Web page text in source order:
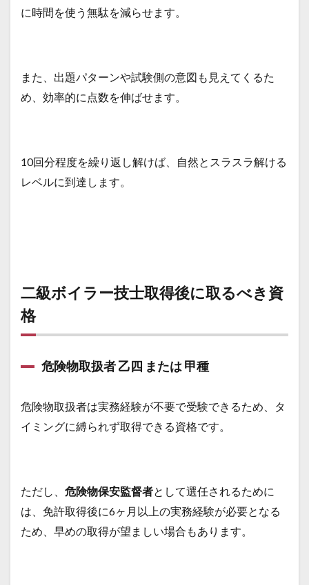
に時間を使う無駄を減らせます。
また、出題パターンや試験側の意図も見えてくるた
め、効率的に点数を伸ばせます。
10回分程度を繰り返し解けば、自然とスラスラ解ける
レベルに到達します。
二級ボイラー技士取得後に取るべき資
格
危険物取扱者 乙四 または 甲種
危険物取扱者は実務経験が不要で受験できるため、タ
イミングに縛られず取得できる資格です。
ただし、 危険物保安監督者として選任されるために
は、免許取得後に6ヶ月以上の実務経験が必要となる
ため、早めの取得が望ましい場合もあります。